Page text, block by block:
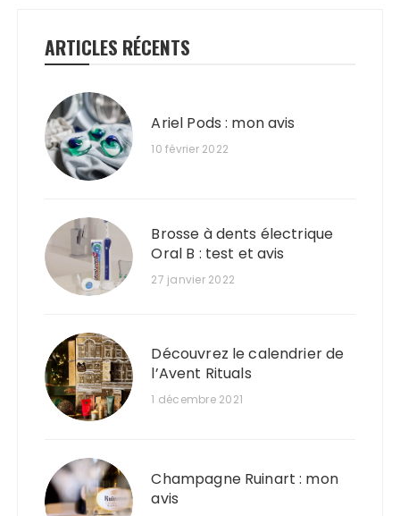
ARTICLES RÉCENTS
Ariel Pods : mon avis
10 février 2022
Brosse à dents électrique
Oral B : test et avis
27 janvier 2022
Découvrez le calendrier de
l’Avent Rituals
1 décembre 2021
Champagne Ruinart : mon
avis